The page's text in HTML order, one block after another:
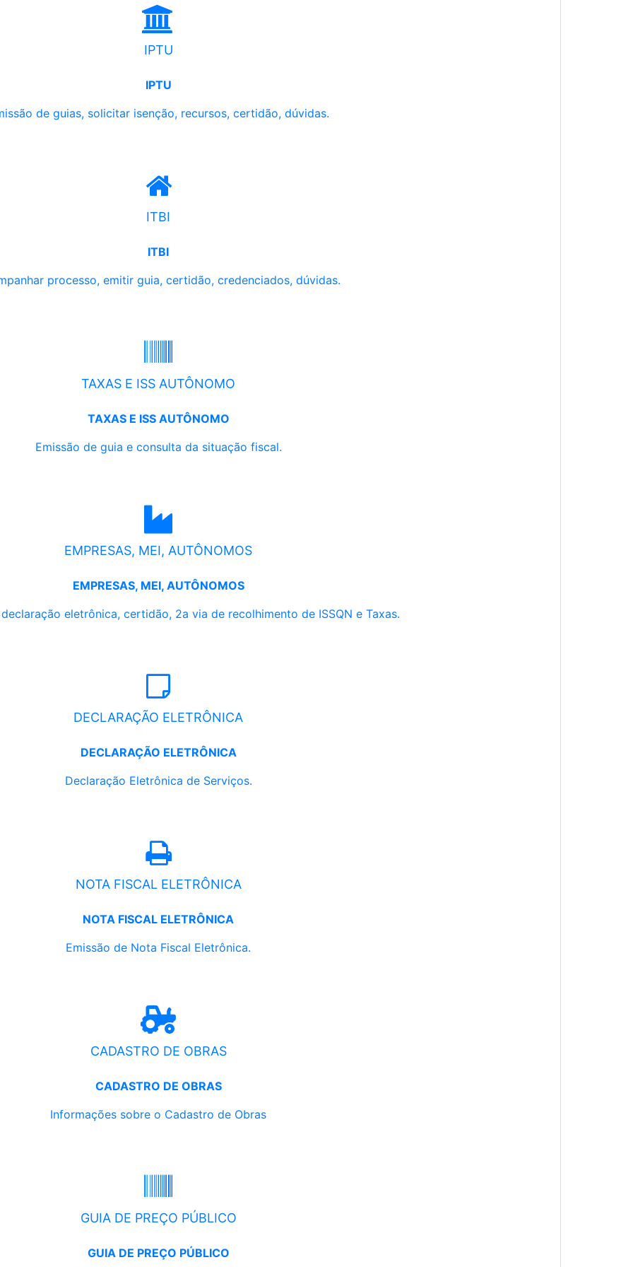
IPTU
IPTU
de guias, solicitar isenção, recursos, certidão, dúvidas.
ITBI
ITBI
processo, emitir guia, certidão, credenciados, dúvidas.
TAXAS E ISS AUTÔNOMO
TAXAS E ISS AUTÔNOMO
Emissão de guia e consulta da situação fiscal.
EMPRESAS, MEI, AUTÔNOMOS
EMPRESAS, MEI, AUTÔNOMOS
eletrônica, certidão, 2a via de recolhimento de ISSQN e Taxas.
DECLARAÇÃO ELETRÔNICA
DECLARAÇÃO ELETRÔNICA
Declaração Eletrônica de Serviços.
NOTA FISCAL ELETRÔNICA
NOTA FISCAL ELETRÔNICA
Emissão de Nota Fiscal Eletrônica.
CADASTRO DE OBRAS
CADASTRO DE OBRAS
Informações sobre o Cadastro de Obras
GUIA DE PREÇO PÚBLICO
GUIA DE PREÇO PÚBLICO